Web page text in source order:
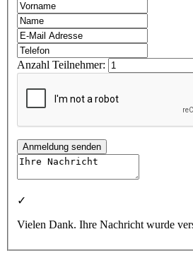
Anzahl Teilnehmer:
Anmeldung senden
✓
Vielen Dank. Ihre Nachricht wurde